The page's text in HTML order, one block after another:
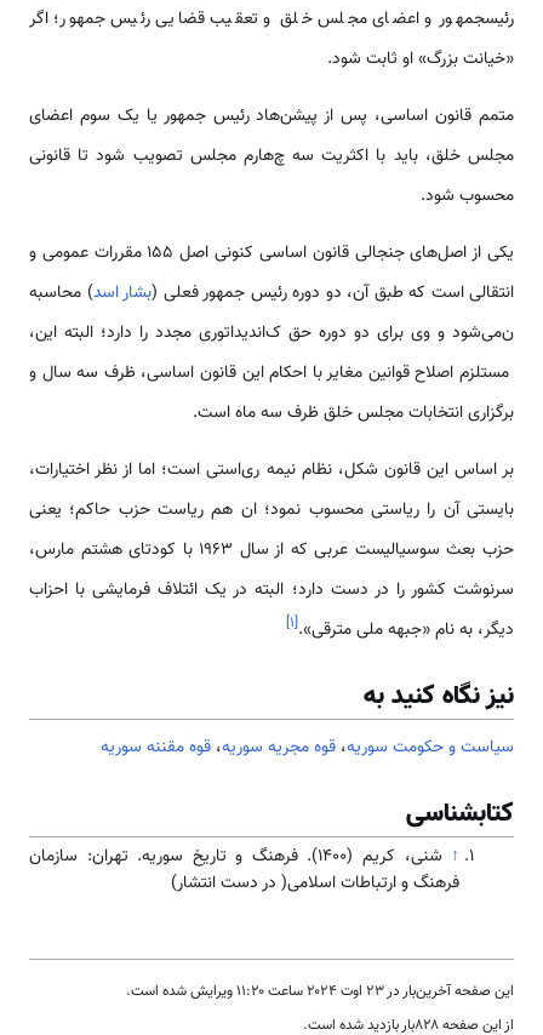
رئیس­جمهور و اعضای مجلس خلق و تعقیب قضایی رئیس جمهور؛ اگر
«خیانت بزرگ» او ثابت شود.
متمم قانون اساسی، پس از پیشن‌‌‌‌‌‌‌‌هاد رئیس جمهور یا یک سوم اعضای
مجلس خلق، باید با اکثریت سه چ‌‌‌‌‌‌‌‌هارم مجلس تصویب شود تا قانونی
محسوب شود.
یکی از اصل­‌‌‌‌‌‌‌‌های جنجالی قانون اساسی کنونی اصل 155 مقررات عمومی و
انتقالی ‌‌‌‌‌‌‌است که طبق آن، دو دوره رئیس ­جمهور فعلی (بشار اسد) محاسبه
ن‌‌‌‌‌‌‌‌می‌شود و وی برای دو دوره حق ک‌‌‌‌‌‌‌‌‌‌‌‌‌‌‌‌‌‌‌‌‌‌‌‌اندیداتوری مجدد را دارد؛ البته این،
مستلزم اصلاح قوانین مغایر با احکام این قانون اساسی، ظرف سه سال و
برگزاری انتخابات مجلس خلق ظرف سه ماه ‌‌‌‌‌‌‌است.
بر اساس این قانون شکل، نظام نیمه ری‌‌‌‌‌استی ‌‌‌‌‌‌‌است؛ اما از نظر اختیارات،
بایستی آن را ‌‌‌‌‌‌‌‌ریاستی محسوب نمود؛ ان هم ‌‌‌‌‌‌‌‌ریاست حزب حاکم؛ یعنی
حزب بعث سوسیالیست عربی که از سال 1963 با کودتای هشتم مارس،
سرنوشت کشور را در دست دارد؛ البته در یک ائتلاف فرمایشی با احزاب
دیگر، به نام «جبهه ملی مترقی».[۱]
نیز نگاه کنید به
سیاست و حکومت سوریه، قوه مجریه سوریه، قوه مقننه سوریه
کتابشناسی
↑
شنی، کریم (۱۴۰۰). فرهنگ و تاریخ سوریه. تهران: سازمان
فرهنگ و ارتباطات اسلامی( در دست انتشار)
این صفحه آخرین‌بار در ‏۲۳ اوت ۲۰۲۴ ساعت ‏۱۱:۲۰ ویرایش شده است.
از این صفحه ۸۲۸بار بازدید شده است.